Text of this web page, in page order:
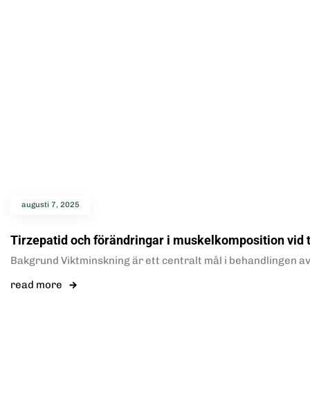
augusti 7, 2025
Tirzepatid och förändringar i muskelkomposition vid
Bakgrund Viktminskning är ett centralt mål i behandlingen
read more